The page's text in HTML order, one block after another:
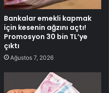
Bankalar emekli kapmak
için kesenin ağzını açtı!
Promosyon 30 bin TL’ye
çıktı
Ağustos 7, 2026